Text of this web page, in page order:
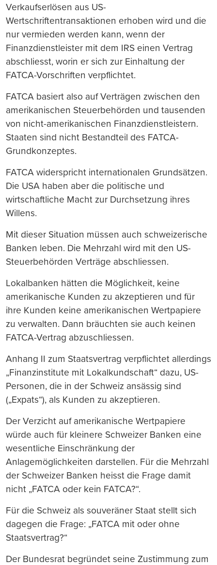
Verkaufserlösen aus US-
Wertschriftentransaktionen erhoben wird und die
nur vermieden werden kann, wenn der
Finanzdienstleister mit dem IRS einen Vertrag
abschliesst, worin er sich zur Einhaltung der
FATCA-Vorschriften verpflichtet.
FATCA basiert also auf Verträgen zwischen den
amerikanischen Steuerbehörden und tausenden
von nicht-amerikanischen Finanzdienstleistern.
Staaten sind nicht Bestandteil des FATCA-
Grundkonzeptes.
FATCA widerspricht internationalen Grundsätzen.
Die USA haben aber die politische und
wirtschaftliche Macht zur Durchsetzung ihres
Willens.
Mit dieser Situation müssen auch schweizerische
Banken leben. Die Mehrzahl wird mit den US-
Steuerbehörden Verträge abschliessen.
Lokalbanken hätten die Möglichkeit, keine
amerikanische Kunden zu akzeptieren und für
ihre Kunden keine amerikanischen Wertpapiere
zu verwalten. Dann bräuchten sie auch keinen
FATCA-Vertrag abzuschliessen.
Anhang II zum Staatsvertrag verpflichtet allerdings
„Finanzinstitute mit Lokalkundschaft“ dazu, US-
Personen, die in der Schweiz ansässig sind
(„Expats“), als Kunden zu akzeptieren.
Der Verzicht auf amerikanische Wertpapiere
würde auch für kleinere Schweizer Banken eine
wesentliche Einschränkung der
Anlagemöglichkeiten darstellen. Für die Mehrzahl
der Schweizer Banken heisst die Frage damit
nicht „FATCA oder kein FATCA?“.
Für die Schweiz als souveräner Staat stellt sich
dagegen die Frage: „FATCA mit oder ohne
Staatsvertrag?“
Der Bundesrat begründet seine Zustimmung zum